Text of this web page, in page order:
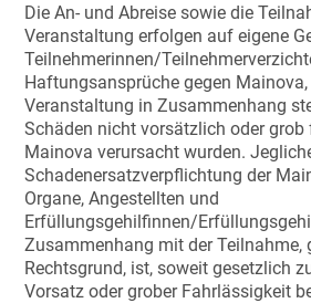
Die An- und Abreise sowie die
Veranstaltung erfolgen auf eigene
Teilnehmerinnen/
Haftungsansprüche gegen
Veranstaltung in Zusammenhang
Schäden nicht vorsätzlich oder
Mainova verursacht wurden.
Schadenersatzverpflichtung der
Organe, Angestellten und
Erfüllungsgehilfinnen/
Zusammenhang mit der Teilnahme,
Rechtsgrund, ist, soweit gesetzlich
Vorsatz oder grober Fahrlässigkeit